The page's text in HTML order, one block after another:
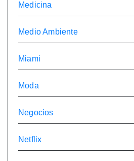
Medicina
Medio Ambiente
Miami
Moda
Negocios
Netflix